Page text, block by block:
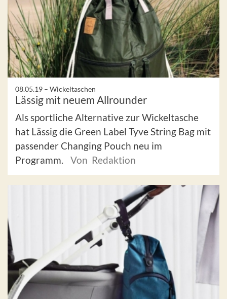
08.05.19 – Wickeltaschen
Lässig mit neuem Allrounder
Als sportliche Alternative zur Wickeltasche
hat Lässig die Green Label Tyve String Bag mit
passender Changing Pouch neu im
Programm.
Von Redaktion